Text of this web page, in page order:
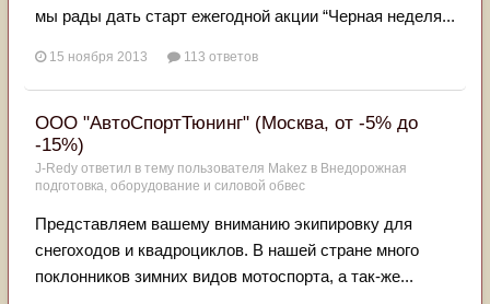
мы рады дать старт ежегодной акции “Черная неделя...
15 ноября 2013 113 ответов
ООО "АвтоСпортТюнинг" (Москва, от -5% до
-15%)
J-Redy ответил в тему пользователя Makez в Внедорожная
подготовка, оборудование и силовой обвес
Представляем вашему вниманию экипировку для
снегоходов и квадроциклов. В нашей стране много
поклонников зимних видов мотоспорта, а так-же...